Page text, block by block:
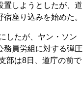
置しようとしたが、道
座り込みを始めた。
したが、ヤン・ソン
務員労組に対する弾圧
部は8日、道庁の前で